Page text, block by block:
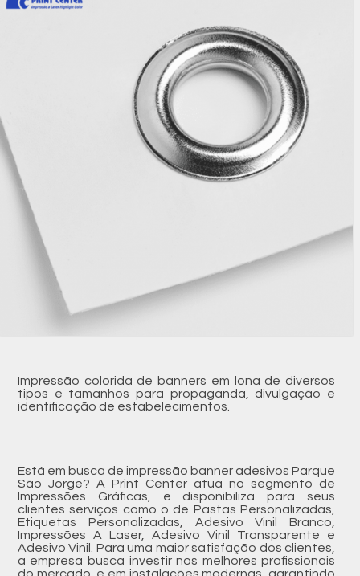
Impressão colorida de banners em lona de diversos
tipos e tamanhos para propaganda, divulgação e
identificação de estabelecimentos.
Está em busca de impressão banner adesivos Parque
São Jorge? A Print Center atua no segmento de
Impressões Gráficas, e disponibiliza para seus
clientes serviços como o de Pastas Personalizadas,
Etiquetas Personalizadas, Adesivo Vinil Branco,
Impressões A Laser, Adesivo Vinil Transparente e
Adesivo Vinil. Para uma maior satisfação dos clientes,
a empresa busca investir nos melhores profissionais
do mercado, e em instalações modernas, garantindo